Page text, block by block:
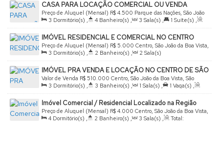
CASA PARA LOCAÇÃO COMERCIAL OU VENDA
PARQUE DAS NAÇÕESR$ 4.500
Preço de Aluguel (Mensal)
Parque das Nações, São João
da Boa Vista, São Paulo, Brasil
3 Dormitório(s) , 4 Banheiro(s) , 3 Sala(s) , 1 Suíte(s) ,
Total: 350.00m² , 4 Vaga(s) , Terreno: 300.00m² ,
Comprimento: 25.00m , Fundos: 12 .00m , Frente: 12 .00m
Lado Direito: 25.00m , Lado Esquerdo: 25.00m
IMÓVEL RESIDENCIAL E COMERCIAL NO CENTRO
R$ 5.000
Preço de Aluguel (Mensal)
Centro, São João da Boa Vista,
São Paulo, Brasil
3 Dormitório(s) , 2 Banheiro(s) , 2 Sala(s)
IMÓVEL PRA VENDA E LOCAÇÃO NO CENTRO DE SÃO
JOÃO
R$ 510.000
Valor de Venda
Centro, São João da Boa Vista, São
Paulo, Brasil
3 Dormitório(s) , 3 Banheiro(s) , 1 Sala(s) , 1 Vaga(s) ,
Útil: 171.46m²
Imóvel Comercial / Residencial Localizado na Região
Central.
R$ 4.000
Preço de Aluguel (Mensal)
Centro, São João da Boa Vista,
São Paulo, Brasil
4 Dormitório(s) , 2 Banheiro(s) , 3 Sala(s) ,
Total: